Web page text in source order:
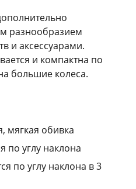
разнообразием
и аксессуарами.
и компактна по
большие колеса.
мягкая обивка
по углу наклона
по углу наклона в 3